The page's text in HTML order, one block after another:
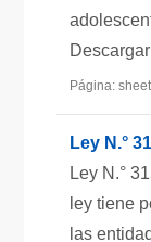
Página:
Ley N.°
Ley N.°
ley tiene
las